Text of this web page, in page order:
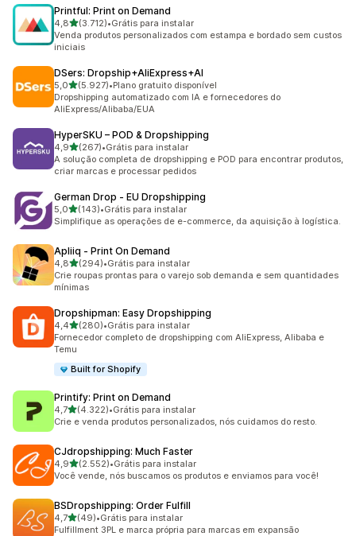
Printful: Print on Demand
4,8de 5 estrelas
(3.712)
3712 avaliações ao todo
•Grátis para instalar
Venda produtos personalizados com estampa e bordado sem custos
iniciais
DSers: Dropship+AliExpress+AI
5,0de 5 estrelas
(5.927)
5927 avaliações ao todo
•Plano gratuito disponível
Dropshipping automatizado com IA e fornecedores do
AliExpress/Alibaba/EUA
HyperSKU – POD & Dropshipping
4,9de 5 estrelas
(267)
267 avaliações ao todo
•Grátis para instalar
A solução completa de dropshipping e POD para encontrar produtos,
criar marcas e processar pedidos
German Drop ‑ EU Dropshipping
5,0de 5 estrelas
(143)
143 avaliações ao todo
•Grátis para instalar
Simplifique as operações de e-commerce, da aquisição à logística.
Apliiq ‑ Print On Demand
4,8de 5 estrelas
(294)
294 avaliações ao todo
•Grátis para instalar
Crie roupas prontas para o varejo sob demanda e sem quantidades
mínimas
Dropshipman: Easy Dropshipping
4,4de 5 estrelas
(280)
280 avaliações ao todo
•Grátis para instalar
Fornecedor completo de dropshipping com AliExpress, Alibaba e
Temu
Built for Shopify
Printify: Print on Demand
4,7de 5 estrelas
(4.322)
4322 avaliações ao todo
•Grátis para instalar
Crie e venda produtos personalizados, nós cuidamos do resto.
CJdropshipping: Much Faster
4,9de 5 estrelas
(2.552)
2552 avaliações ao todo
•Grátis para instalar
Você vende, nós buscamos os produtos e enviamos para você!
BSDropshipping: Order Fulfill
4,7de 5 estrelas
(49)
49 avaliações ao todo
•Grátis para instalar
Fulfillment 3PL e marca própria para marcas em expansão